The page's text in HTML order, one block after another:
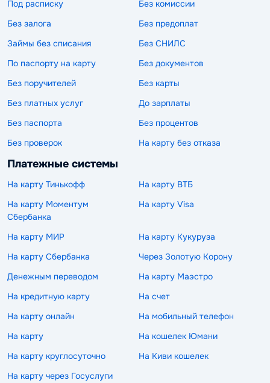
Под расписку
Без комиссии
Без залога
Без предоплат
Займы без списания
Без СНИЛС
По паспорту на карту
Без документов
Без поручителей
Без карты
Без платных услуг
До зарплаты
Без паспорта
Без процентов
Без проверок
На карту без отказа
Платежные системы
На карту Тинькофф
На карту ВТБ
На карту Моментум
Сбербанка
На карту Visa
На карту МИР
На карту Кукуруза
На карту Сбербанка
Через Золотую Корону
Денежным переводом
На карту Маэстро
На кредитную карту
На счет
На карту онлайн
На мобильный телефон
На карту
На кошелек Юмани
На карту круглосуточно
На Киви кошелек
На карту через Госуслуги